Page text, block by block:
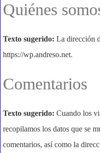
Quiénes
Texto sugerido: La dirección
https://wp.andreso.net.
Comentarios
Texto sugerido: Cuando los
recopilamos los datos que se
comentarios, así como la